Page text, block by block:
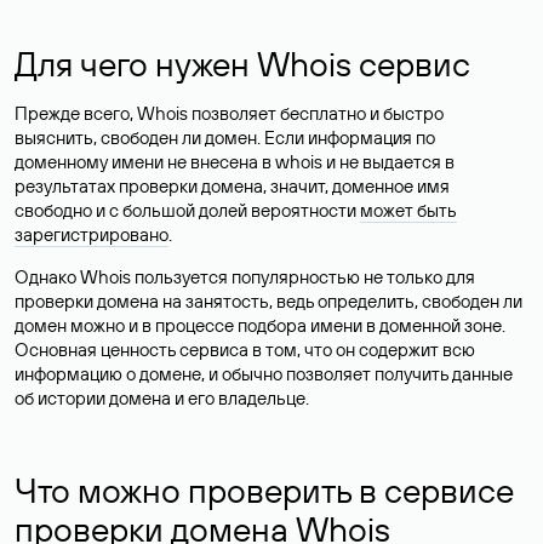
Для чего нужен Whois сервис
Прежде всего, Whois позволяет бесплатно и быстро
выяснить, свободен ли домен. Если информация по
доменному имени не внесена в whois и не выдается в
результатах проверки домена, значит, доменное имя
свободно и с большой долей вероятности может быть
зарегистрировано.
Однако Whois пользуется популярностью не только для
проверки домена на занятость, ведь определить, свободен ли
домен можно и в процессе подбора имени в доменной зоне.
Основная ценность сервиса в том, что он содержит всю
информацию о домене, и обычно позволяет получить данные
об истории домена и его владельце.
Что можно проверить в сервисе
проверки домена Whois